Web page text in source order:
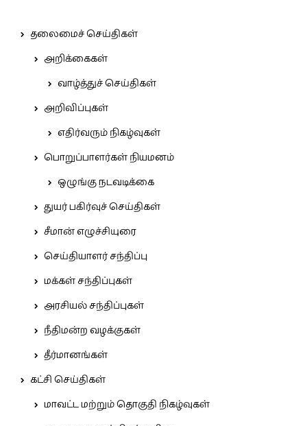
தலைமைச் செய்திகள்
அறிக்கைகள்
வாழ்த்துச் செய்திகள்
அறிவிப்புகள்
எதிர்வரும் நிகழ்வுகள்
பொறுப்பாளர்கள் நியமனம்
ஒழுங்கு நடவடிக்கை
துயர் பகிர்வுச் செய்திகள்
சீமான் எழுச்சியுரை
செய்தியாளர் சந்திப்பு
மக்கள் சந்திப்புகள்
அரசியல் சந்திப்புகள்
நீதிமன்ற வழக்குகள்
தீர்மானங்கள்
கட்சி செய்திகள்
மாவட்ட மற்றும் தொகுதி நிகழ்வுகள்